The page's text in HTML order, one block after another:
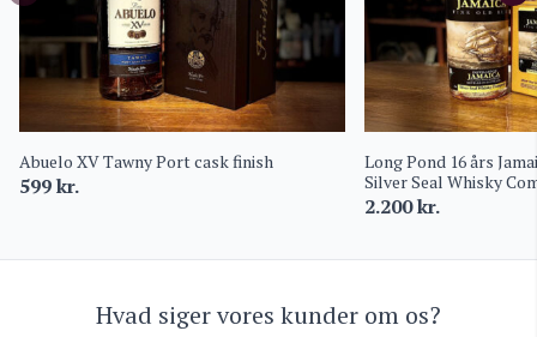
Abuelo XV Tawny Port cask finish
599kr.
Long Pond 16 års
Silver Seal Whisky
2.200kr.
Hvad siger vores kunder om os?